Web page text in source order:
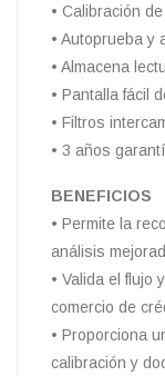
• Calibración
• Autoprueba y
• Almacena
• Pantalla fácil
• Filtros
• 3 años
BENEFICIOS
• Permite la
análisis
• Valida el flujo
comercio de
• Proporciona
calibración y